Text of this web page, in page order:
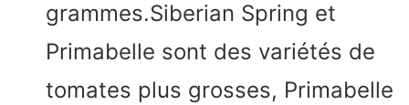
grammes.Siberian Spring et
Primabelle sont des variétés de
tomates plus grosses, Primabelle